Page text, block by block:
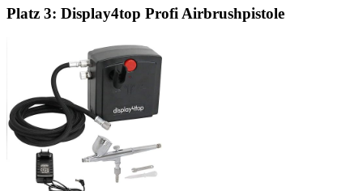
Platz 3: Display4top Profi Airbrushpistole